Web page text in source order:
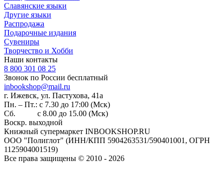
Славянские языки
Другие языки
Распродажа
Подарочные издания
Сувениры
Творчество и Хобби
Наши контакты
8 800 301 08 25
Звонок по России бесплатный
inbookshop@mail.ru
г. Ижевск, ул. ​Пастухова, 41а
Пн. – Пт.: с 7.30 до 17:00 (Мск)
Сб. с 8.00 до 15.00 (Мск)
Воскр. выходной
Книжный супермаркет INBOOKSHOP.RU
ООО "Полиглот" (ИНН/КПП 5904263531/590401001, ОГРН
1125904001519)
Все права защищены © 2010 - 2026